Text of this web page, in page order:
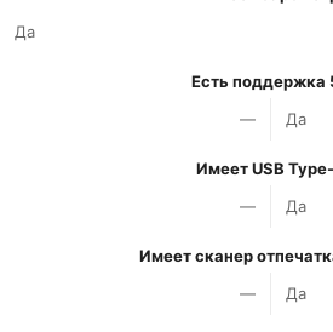
Да
Есть поддержка
—
Да
Имеет USB
—
Да
Имеет сканер
—
Да